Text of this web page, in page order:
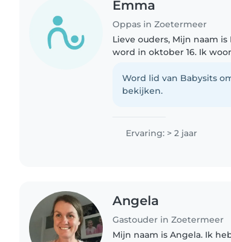
Emma
Oppas in Zoetermeer
Lieve ouders, Mijn naam is Emma, ik ben 15 jaar oud en
word in oktober 16. Ik
verpleegkunde volgen...
Word lid van Babysits
bekijken.
Ervaring: > 2 jaar
Angela
Gastouder in Zoetermeer
Mijn naam is Angela. Ik